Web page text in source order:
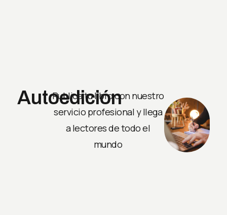
Autoedición
Publica tu libro con nuestro
servicio profesional y llega
a lectores de todo el
mundo